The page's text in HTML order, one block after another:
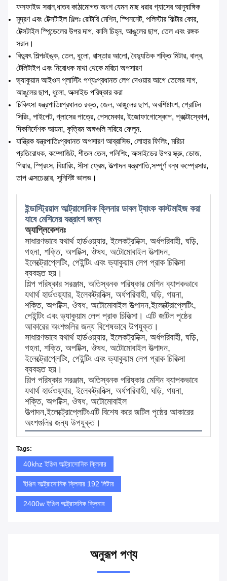
ফসফাইড সরান,ধাতব কাঠামোগত অংশ যেমন মাছ ধরার গ্যাসের আনুষাঙ্গিক
মুদ্রণ এবং টেক্সটাইল শিল্পঃ রোটারি মেশিন, স্পিননেট, পলিস্টার ফিল্টার কোর,
টেক্সটাইল স্পিন্ডেলের উপর দাগ, কালি চিহ্ন, আঙুলের ছাপ, তেল এবং রঙ্গক
সরান।
বিদ্যুৎ শিল্পঃইঙ্ক, তেল, ধুলো, রাস্তার আলো, বৈদ্যুতিক শক্তি মিটার, বাল্ব,
টেলিটাইপ এবং নিরোধক মাথা থেকে মরিচা অপসারণ
ভ্যাকুয়াম আইওন প্লাস্টিং পণ্যঃপ্রধানত লেপ দেওয়ার আগে তেলের দাগ,
আঙুলের ছাপ, ধুলো, অক্সাইড পরিষ্কার করা
চিকিৎসা যন্ত্রপাতিঃপ্রধানত রক্ত, জেল, আঙুলের ছাপ, অবশিষ্টাংশ, প্রোটিন
সিরিং, পাইপেট, গ্লাসের পাত্রে, পেসমেকার, ইজোফাগোস্কোপ, প্রক্টোস্কোপ,
দিকনির্দেশক আয়না, কৃত্রিম অঙ্গগুলি সরিয়ে ফেলুন.
যান্ত্রিক যন্ত্রপাতিঃপ্রধানত অপসারণ আব্রাসিভ, লোহার ফিলিং, মরিচা
প্রতিরোধক, কম্পোজিট, শীতল তেল, পলিশিং, অক্সাইডের উপর স্ক্রু, ডোজ,
গিয়ার, স্প্রিংস, বিয়ারিং, সীসা ফ্রেম, উত্পাদন যন্ত্রপাতি,সম্পূর্ণ বন্ধ কম্প্রেসার,
তাপ এক্সচেঞ্জার, সুনির্দিষ্ট ভালভ।
ইন্ডাস্ট্রিয়াল আল্ট্রাসোনিক ক্লিনার ডাবল ট্যাংক কাস্টমাইজ করা
যাবে মেশিনের যন্ত্রাংশ জন্য
অ্যাপ্লিকেশনঃ
সাধারণভাবে যথার্থ হার্ডওয়্যার, ইলেকট্রনিক্স, অর্ধপরিবাহী, ঘড়ি,
গহনা, শক্তি, অপটিক্স, ঔষধ, অটোমোবাইল উত্পাদন,
ইলেক্ট্রোপ্লেটিং, পেইন্টিং এবং ভ্যাকুয়াম লেপ প্রাক চিকিত্সা
ব্যবহৃত হয়।
শিল্প পরিষ্কার সরঞ্জাম, অতিস্বনক পরিষ্কার মেশিন ব্যাপকভাবে
যথার্থ হার্ডওয়্যার, ইলেকট্রনিক্স, অর্ধপরিবাহী, ঘড়ি, গয়না,
শক্তি, অপটিক্স, ঔষধ, অটোমোবাইল উত্পাদন,ইলেক্ট্রোপ্লেটিং,
পেইন্টিং এবং ভ্যাকুয়াম লেপ প্রাক চিকিত্সা। এটি জটিল পৃষ্ঠের
আকারের অংশগুলির জন্য বিশেষভাবে উপযুক্ত।
সাধারণভাবে যথার্থ হার্ডওয়্যার, ইলেকট্রনিক্স, অর্ধপরিবাহী, ঘড়ি,
গহনা, শক্তি, অপটিক্স, ঔষধ, অটোমোবাইল উত্পাদন,
ইলেক্ট্রোপ্লেটিং, পেইন্টিং এবং ভ্যাকুয়াম লেপ প্রাক চিকিত্সা
ব্যবহৃত হয়।
শিল্প পরিষ্কার সরঞ্জাম, অতিস্বনক পরিষ্কার মেশিন ব্যাপকভাবে
যথার্থ হার্ডওয়্যার, ইলেকট্রনিক্স, অর্ধপরিবাহী, ঘড়ি, গয়না,
শক্তি, অপটিক্স, ঔষধ, অটোমোবাইল
উত্পাদন,ইলেক্ট্রোপ্লেটিংএটি বিশেষ করে জটিল পৃষ্ঠের আকারের
অংশগুলির জন্য উপযুক্ত।
Tags:
40khz ইঞ্জিন আল্ট্রাসোনিক ক্লিনার
ইঞ্জিন আল্ট্রাসোনিক ক্লিনার 192 লিটার
2400w ইঞ্জিন আল্ট্রাসনিক ক্লিনার
অনুরূপ পণ্য